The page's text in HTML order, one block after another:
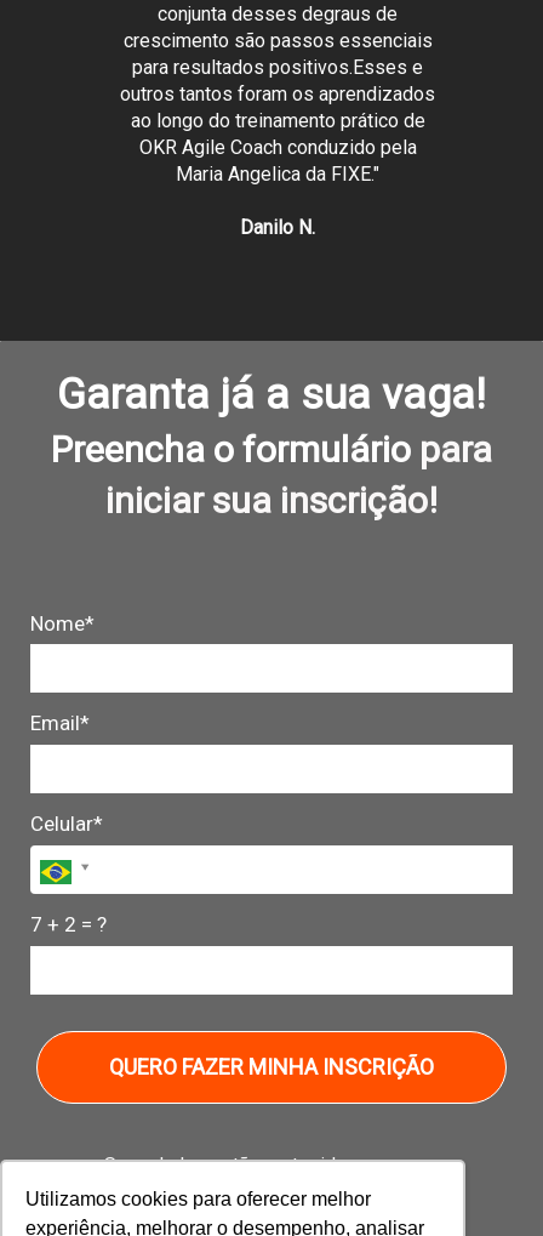
Utilizamos cookies para oferecer melhor
experiência, melhorar o desempenho, analisar
conjunta desses degraus de
crescimento são passos essenciais
para resultados positivos.Esses e
outros tantos foram os aprendizados
ao longo do treinamento prático de
OKR Agile Coach conduzido pela
Maria Angelica da FIXE."
Danilo N.
Garanta já a sua vaga!
Preencha o formulário para
iniciar sua inscrição!
Nome*
Email*
Celular*
7 + 2 = ?
QUERO FAZER MINHA INSCRIÇÃO
Seus dados estão protegidos conosco.